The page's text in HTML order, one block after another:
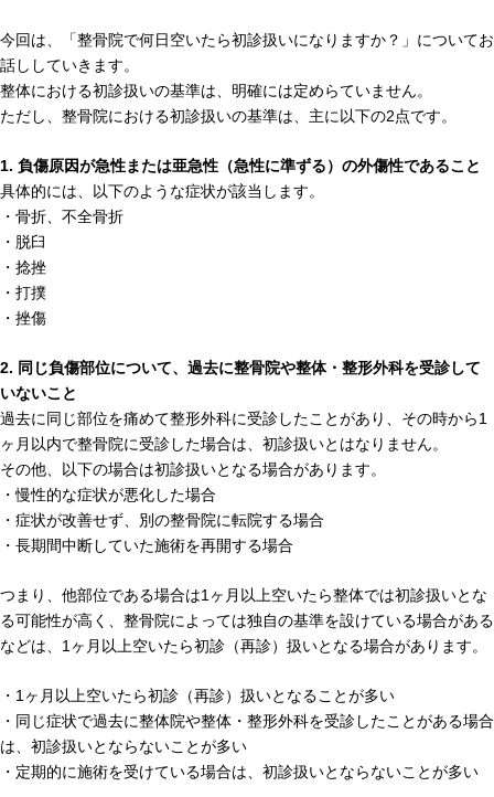
今回は、「整骨院で何日空いたら初診扱いになりますか？」についてお
話ししていきます。
整体における初診扱いの基準は、明確には定めらていません。
ただし、整骨院における初診扱いの基準は、主に以下の2点です。
1. 負傷原因が急性または亜急性（急性に準ずる）の外傷性であること
具体的には、以下のような症状が該当します。
・骨折、不全骨折
・脱臼
・捻挫
・打撲
・挫傷
2. 同じ負傷部位について、過去に整骨院や整体・整形外科を受診して
いないこと
過去に同じ部位を痛めて整形外科に受診したことがあり、その時から1
ヶ月以内で整骨院に受診した場合は、初診扱いとはなりません。
その他、以下の場合は初診扱いとなる場合があります。
・慢性的な症状が悪化した場合
・症状が改善せず、別の整骨院に転院する場合
・長期間中断していた施術を再開する場合
つまり、他部位である場合は1ヶ月以上空いたら整体では初診扱いとな
る可能性が高く、整骨院によっては独自の基準を設けている場合がある
などは、1ヶ月以上空いたら初診（再診）扱いとなる場合があります。
・1ヶ月以上空いたら初診（再診）扱いとなることが多い
・同じ症状で過去に整体院や整体・整形外科を受診したことがある場合
は、初診扱いとならないことが多い
・定期的に施術を受けている場合は、初診扱いとならないことが多い